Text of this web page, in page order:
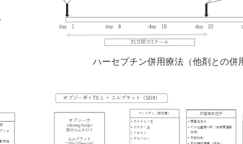
ハーセプチン併用療法（他剤との併